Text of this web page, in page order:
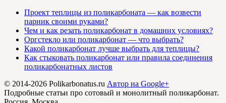
Проект теплицы из поликарбоната — как возвести
парник своими руками?
Чем и как резать поликарбонат в домашних условиях?
Оргстекло или поликарбонат — что выбрать?
Какой поликарбонат лучше выбрать для теплицы?
Как стыковать поликарбонат или правила соединения
поликарбонатных листов
© 2014-2026 Polikarbonatus.ru Автор на Google+
Подробные статьи про сотовый и монолитный поликарбонат.